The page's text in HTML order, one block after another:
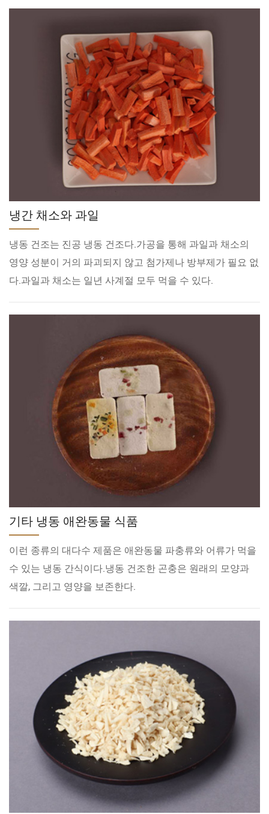
냉간 채소와 과일
냉동 건조는 진공 냉동 건조다.가공을 통해 과일과 채소의
영양 성분이 거의 파괴되지 않고 첨가제나 방부제가 필요 없
다.과일과 채소는 일년 사계절 모두 먹을 수 있다.
기타 냉동 애완동물 식품
이런 종류의 대다수 제품은 애완동물 파충류와 어류가 먹을
수 있는 냉동 간식이다.냉동 건조한 곤충은 원래의 모양과
색깔, 그리고 영양을 보존한다.